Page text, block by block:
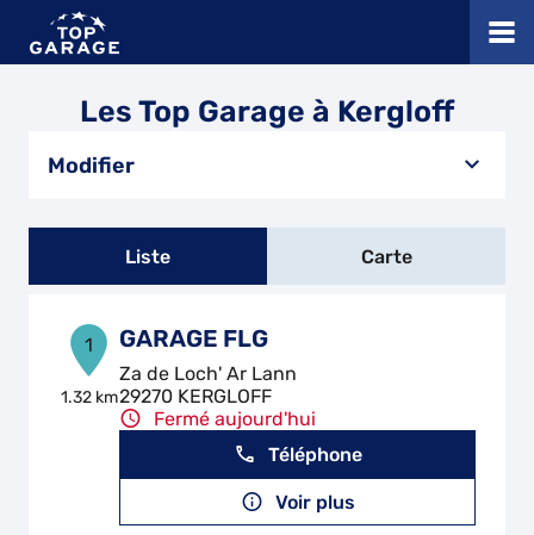
Les Top Garage à Kergloff
Modifier
Liste Carte
1
1.32 km
GARAGE FLG
Za de Loch' Ar Lann
29270 KERGLOFF
Fermé aujourd'hui
Téléphone
Voir plus